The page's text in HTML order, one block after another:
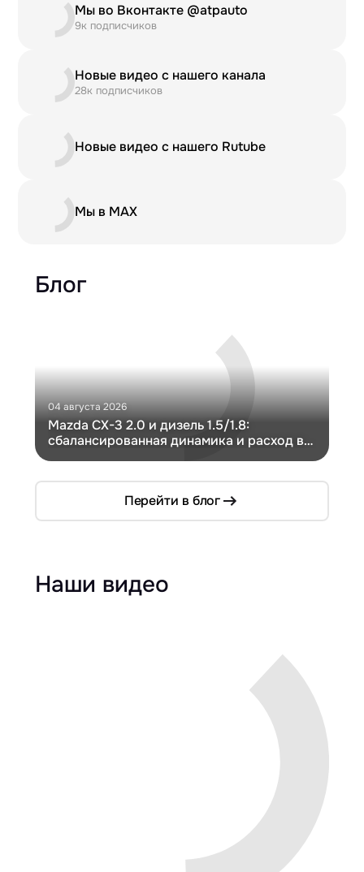
Мы во Вконтакте @atpauto
9к подписчиков
Новые видео с нашего канала
28к подписчиков
Новые видео с нашего Rutube
Мы в MAX
Блог
04 августа 2026
Mazda CX-3 2.0 и дизель 1.5/1.8:
сбалансированная динамика и расход в
Перейти в блог
Наши видео